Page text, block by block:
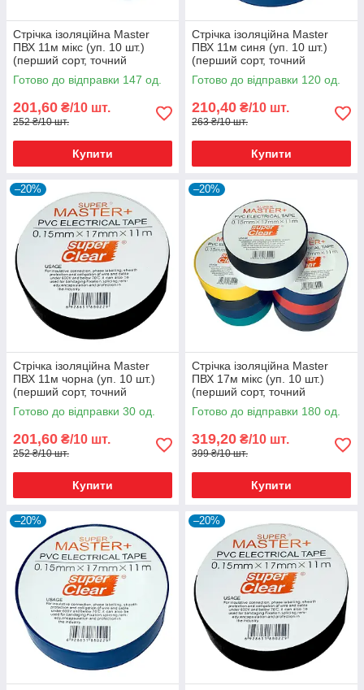
Стрічка ізоляційна Master
ПВХ 11м мікс (уп. 10 шт.)
(перший сорт, точний
метраж)
Готово до відправки 147 од.
201,60 ₴/10 шт.
252 ₴/10 шт.
Купити
Стрічка ізоляційна Master
ПВХ 11м синя (уп. 10 шт.)
(перший сорт, точний
метраж)
Готово до відправки 120 од.
210,40 ₴/10 шт.
263 ₴/10 шт.
Купити
–20%
Стрічка ізоляційна Master
ПВХ 11м чорна (уп. 10 шт.)
(перший сорт, точний
метраж)
Готово до відправки 30 од.
201,60 ₴/10 шт.
252 ₴/10 шт.
Купити
–20%
Стрічка ізоляційна Master
ПВХ 17м мікс (уп. 10 шт.)
(перший сорт, точний
метраж)
Готово до відправки 180 од.
319,20 ₴/10 шт.
399 ₴/10 шт.
Купити
–20% –20%